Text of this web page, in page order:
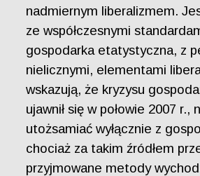
nadmiernym liberalizmem.
ze współczesnymi
gospodarka etatystyczna, z
nielicznymi, elementami
wskazują, że kryzysu
ujawnił się w połowie 2007 r.,
utożsamiać wyłącznie z
chociaż za takim źródłem
przyjmowane metody